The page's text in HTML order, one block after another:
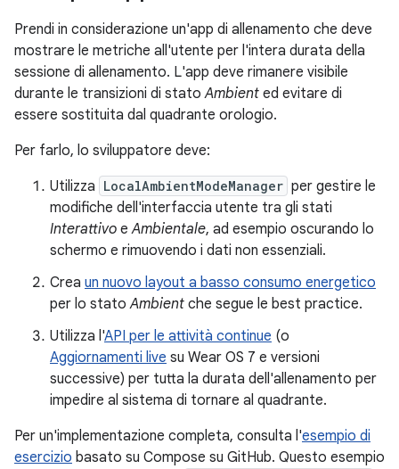
Prendi in considerazione un'app di allenamento che deve
mostrare le metriche all'utente per l'intera durata della
sessione di allenamento. L'app deve rimanere visibile
durante le transizioni di statoAmbient ed evitare di
essere sostituita dal quadrante orologio.
Per farlo, lo sviluppatore deve:
Utilizza LocalAmbientModeManager per gestire le
modifiche dell'interfaccia utente tra gli stati
Interattivo eAmbientale, ad esempio oscurando lo
schermo e rimuovendo i dati non essenziali.
Crea un nuovo layout a basso consumo energetico
per lo statoAmbient che segue le best practice.
Utilizza l'API per le attività continue (o
Aggiornamenti live su Wear OS 7 e versioni
successive) per tutta la durata dell'allenamento per
impedire al sistema di tornare al quadrante.
Per un'implementazione completa, consulta l'esempio di
esercizio basato su Compose su GitHub. Questo esempio